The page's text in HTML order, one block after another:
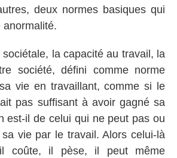
deux normes basiques qui
anormalité.
la capacité au travail, la
société, défini comme norme
vie en travaillant, comme si le
pas suffisant à avoir gagné sa
est-il de celui qui ne peut pas ou
vie par le travail. Alors celui-là
coûte, il pèse, il peut même